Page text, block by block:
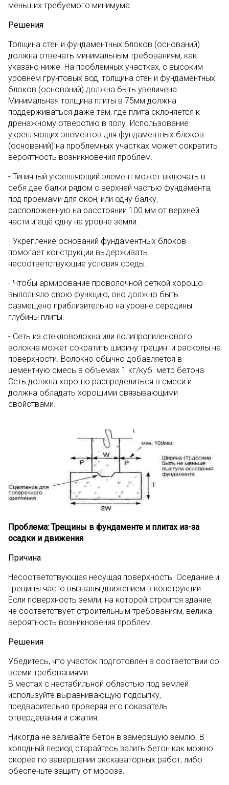
меньших требуемого минимума.
Решения
Толщина стен и фундаментных блоков (оснований)
должна отвечать минимальным требованиям, как
указано ниже. На проблемных участках, с высоким
уровнем грунтовых вод, толщина стен и фундаментных
блоков (оснований) должна быть увеличена.
Минимальная толщина плиты в 75мм должна
поддерживаться даже там, где плита склоняется к
дренажному отверстию в полу. Использование
укрепляющих элементов для фундаментных блоков
(оснований) на проблемных участках может сократить
вероятность возникновения проблем.
- Типичный укрепляющий элемент может включать в
себя две балки рядом с верхней частью фундамента,
под проемами для окон, или одну балку,
расположенную на расстоянии 100 мм от верхней
части и ещё одну на уровне земли.
- Укрепление оснований фундаментных блоков
помогает конструкции выдерживать
несоответствующие условия среды.
- Чтобы армирование проволочной сеткой хорошо
выполняло свою функцию, оно должно быть
размещено приблизительно на уровне середины
глубины плиты.
- Сеть из стекловолокна или полипропиленового
волокна может сократить ширину трещин и расколы на
поверхности. Волокно обычно добавляется в
цементную смесь в объемах 1 кг/куб. метр бетона.
Сеть должна хорошо распределиться в смеси и
должна обладать хорошими связывающими
свойствами.
Проблема: Трещины в фундаменте и плитах из-за
осадки и движения
Причина
Несоответствующая несущая поверхность. Оседание и
трещины часто вызваны движением в конструкции.
Если поверхность земли, на которой строится здание,
не соответствует строительным требованиям, велика
вероятность возникновения проблем.
Решения
Убедитесь, что участок подготовлен в соответствии со
всеми требованиями.
В местах с нестабильной областью под землей
используйте выравнивающую подсыпку,
предварительно проверяя его показатель
отвердевания и сжатия.
Никогда не заливайте бетон в замерзшую землю. В
холодный период старайтесь залить бетон как можно
скорее по завершении экскаваторных работ, либо
обеспечьте защиту от мороза.